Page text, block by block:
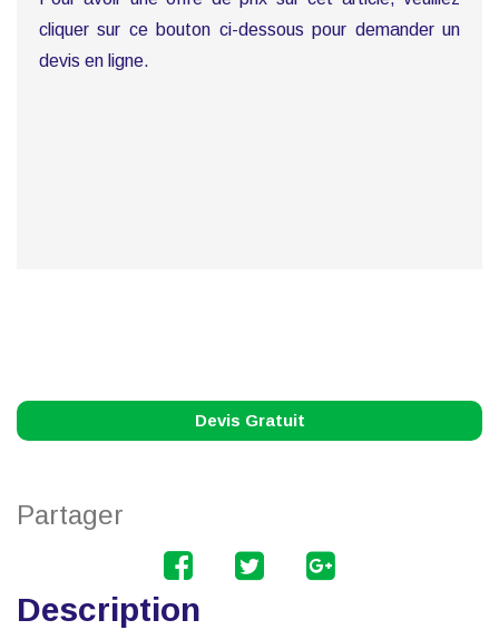
cliquer sur ce bouton ci-dessous pour demander un
devis en ligne.
Devis Gratuit
Partager
Description